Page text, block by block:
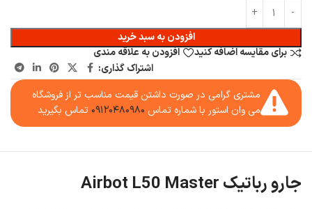
افزودن به سبد خرید
برای مقایسه اضافه کنید
افزودن به علاقه مندی
اشتراک گذاری:
مشتری گرامی در صورت داشتن قیمت مناسب تر از فروشگاه
می وان استور با شماره تماس ۰۹۱۲۰۴۸۰۹۸۰ تماس بگیرید
جارو رباتیک Airbot L50 Master